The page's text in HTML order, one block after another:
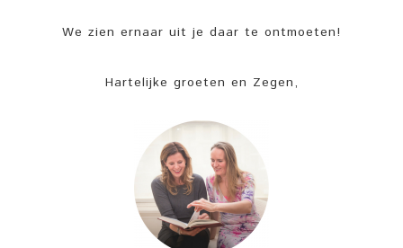
We zien ernaar uit je daar te ontmoeten!
Hartelijke groeten en Zegen,